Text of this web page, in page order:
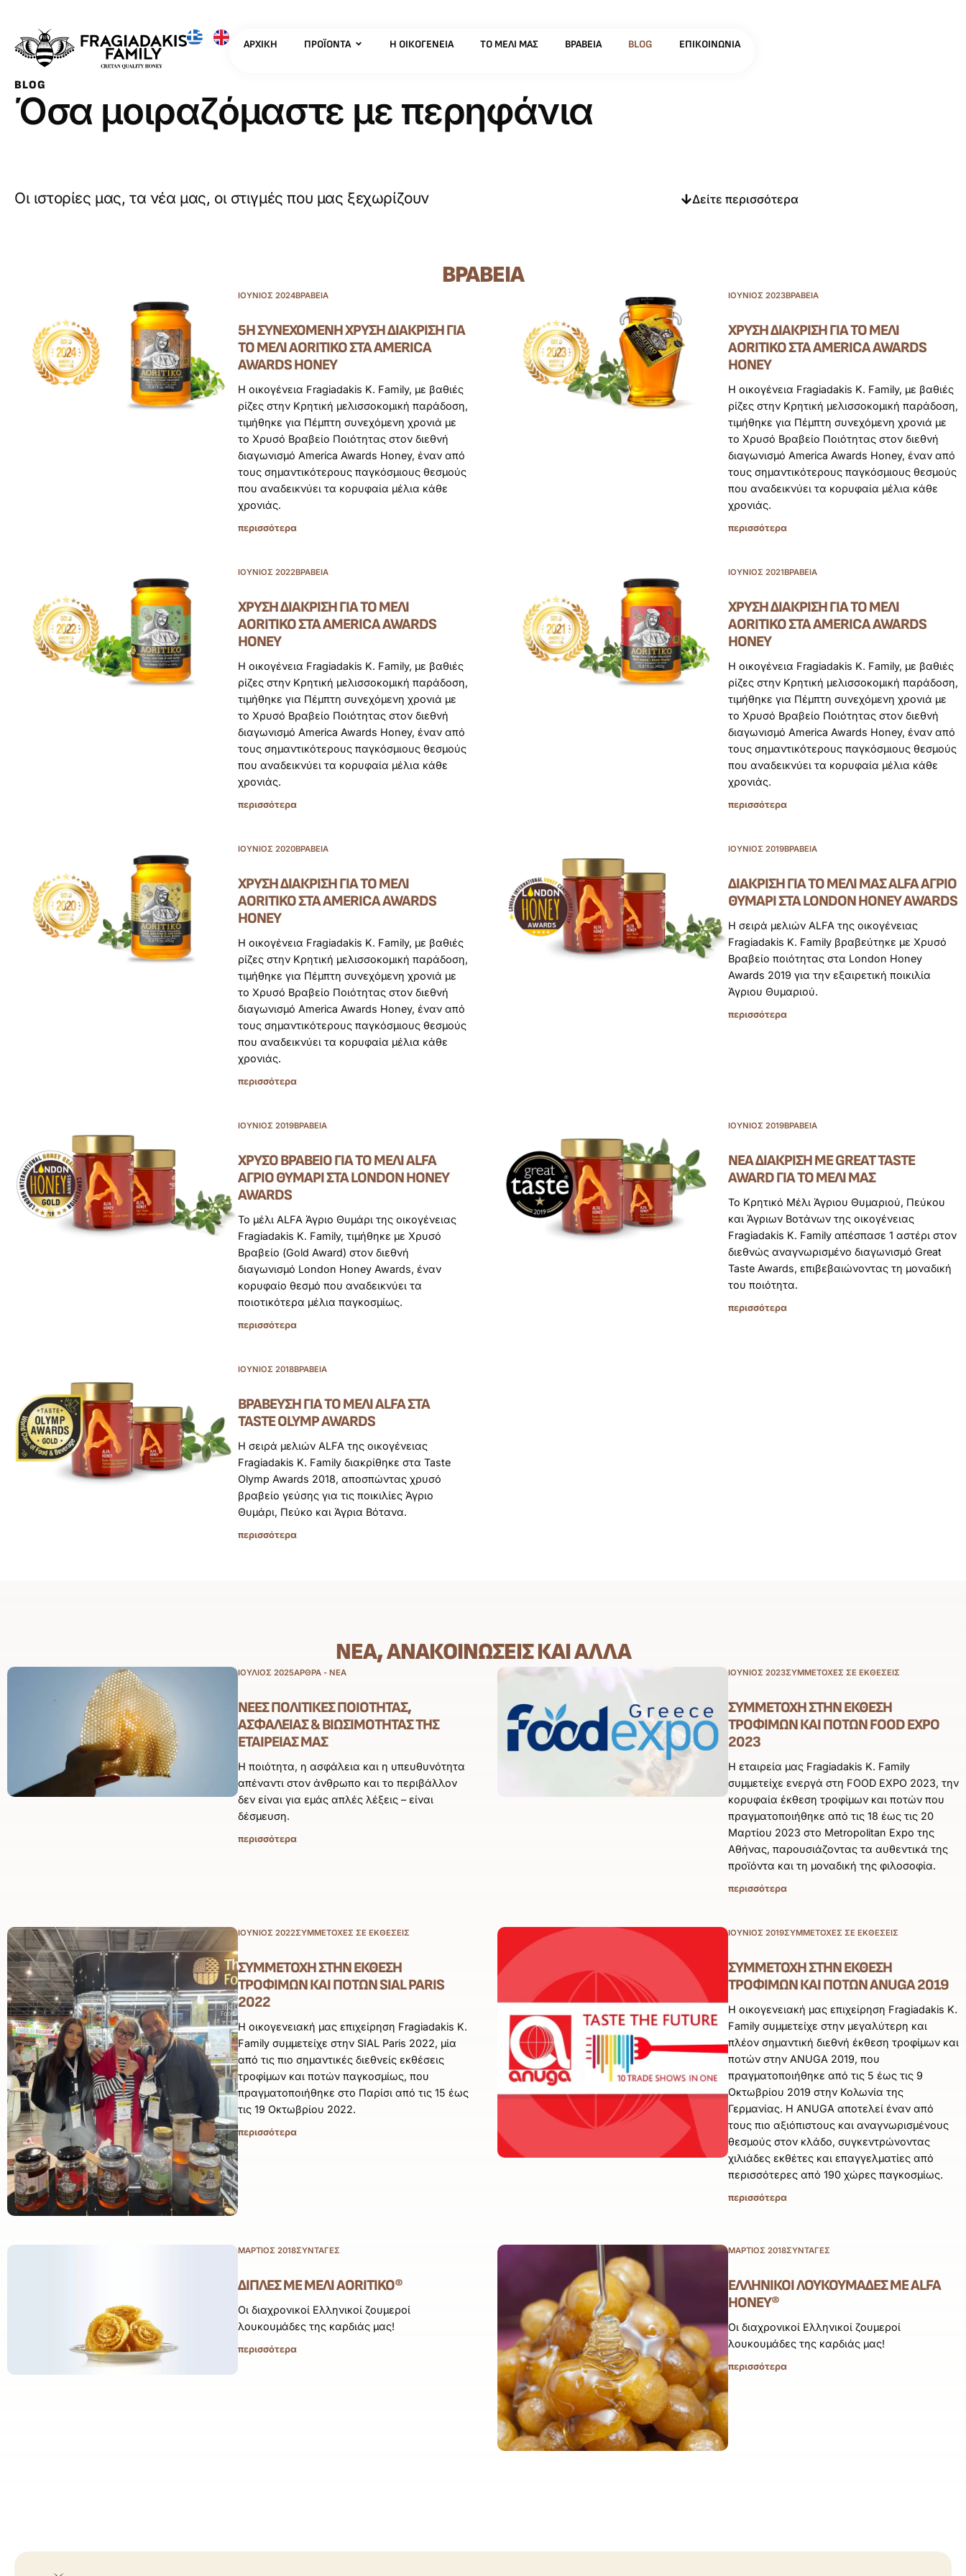
ΑΡΧΙΚΉ ΠΡΟΪΌΝΤΑ Η ΟΙΚΟΓΈΝΕΙΑ ΤΟ ΜΈΛΙ ΜΑΣ ΒΡΑΒΕΊΑ BLOG ΕΠΙΚΟΙΝΩΝΊΑ
BLOG
Όσα μοιραζόμαστε με περηφάνια
Οι ιστορίες μας, τα νέα μας, οι στιγμές που μας ξεχωρίζουν Δείτε περισσότερα
ΒΡΑΒΕΊΑ
ΙΟΎΝΙΟΣ 2024ΒΡΑΒΕΊΑ
5Η ΣΥΝΕΧΌΜΕΝΗ ΧΡΥΣΉ ΔΙΆΚΡΙΣΗ ΓΙΑ
ΤΟ ΜΈΛΙ AORITIKO ΣΤΑ AMERICA
AWARDS HONEY
Η οικογένεια Fragiadakis K. Family, με βαθιές
ρίζες στην Κρητική μελισσοκομική παράδοση,
τιμήθηκε για Πέμπτη συνεχόμενη χρονιά με
το Χρυσό Βραβείο Ποιότητας στον διεθνή
διαγωνισμό America Awards Honey, έναν από
τους σημαντικότερους παγκόσμιους θεσμούς
που αναδεικνύει τα κορυφαία μέλια κάθε
χρονιάς.
περισσότερα
ΙΟΎΝΙΟΣ 2023ΒΡΑΒΕΊΑ
ΧΡΥΣΉ ΔΙΆΚΡΙΣΗ ΓΙΑ ΤΟ ΜΈΛΙ
AORITIKO ΣΤΑ AMERICA AWARDS
HONEY
Η οικογένεια Fragiadakis K. Family, με βαθιές
ρίζες στην Κρητική μελισσοκομική παράδοση,
τιμήθηκε για Πέμπτη συνεχόμενη χρονιά με
το Χρυσό Βραβείο Ποιότητας στον διεθνή
διαγωνισμό America Awards Honey, έναν από
τους σημαντικότερους παγκόσμιους θεσμούς
που αναδεικνύει τα κορυφαία μέλια κάθε
χρονιάς.
περισσότερα
ΙΟΎΝΙΟΣ 2022ΒΡΑΒΕΊΑ
ΧΡΥΣΉ ΔΙΆΚΡΙΣΗ ΓΙΑ ΤΟ ΜΈΛΙ
AORITIKO ΣΤΑ AMERICA AWARDS
HONEY
Η οικογένεια Fragiadakis K. Family, με βαθιές
ρίζες στην Κρητική μελισσοκομική παράδοση,
τιμήθηκε για Πέμπτη συνεχόμενη χρονιά με
το Χρυσό Βραβείο Ποιότητας στον διεθνή
διαγωνισμό America Awards Honey, έναν από
τους σημαντικότερους παγκόσμιους θεσμούς
που αναδεικνύει τα κορυφαία μέλια κάθε
χρονιάς.
περισσότερα
ΙΟΎΝΙΟΣ 2021ΒΡΑΒΕΊΑ
ΧΡΥΣΉ ΔΙΆΚΡΙΣΗ ΓΙΑ ΤΟ ΜΈΛΙ
AORITIKO ΣΤΑ AMERICA AWARDS
HONEY
Η οικογένεια Fragiadakis K. Family, με βαθιές
ρίζες στην Κρητική μελισσοκομική παράδοση,
τιμήθηκε για Πέμπτη συνεχόμενη χρονιά με
το Χρυσό Βραβείο Ποιότητας στον διεθνή
διαγωνισμό America Awards Honey, έναν από
τους σημαντικότερους παγκόσμιους θεσμούς
που αναδεικνύει τα κορυφαία μέλια κάθε
χρονιάς.
περισσότερα
ΙΟΎΝΙΟΣ 2020ΒΡΑΒΕΊΑ
ΧΡΥΣΉ ΔΙΆΚΡΙΣΗ ΓΙΑ ΤΟ ΜΈΛΙ
AORITIKO ΣΤΑ AMERICA AWARDS
HONEY
Η οικογένεια Fragiadakis K. Family, με βαθιές
ρίζες στην Κρητική μελισσοκομική παράδοση,
τιμήθηκε για Πέμπτη συνεχόμενη χρονιά με
το Χρυσό Βραβείο Ποιότητας στον διεθνή
διαγωνισμό America Awards Honey, έναν από
τους σημαντικότερους παγκόσμιους θεσμούς
που αναδεικνύει τα κορυφαία μέλια κάθε
χρονιάς.
περισσότερα
ΙΟΎΝΙΟΣ 2019ΒΡΑΒΕΊΑ
ΔΙΆΚΡΙΣΗ ΓΙΑ ΤΟ ΜΈΛΙ ΜΑΣ ALFA ΆΓΡΙΟ
ΘΥΜΆΡΙ ΣΤΑ LONDON HONEY AWARDS
Η σειρά μελιών ALFA της οικογένειας
Fragiadakis K. Family βραβεύτηκε με Χρυσό
Βραβείο ποιότητας στα London Honey
Awards 2019 για την εξαιρετική ποικιλία
Άγριου Θυμαριού.
περισσότερα
ΙΟΎΝΙΟΣ 2019ΒΡΑΒΕΊΑ
ΧΡΥΣΌ ΒΡΑΒΕΊΟ ΓΙΑ ΤΟ ΜΈΛΙ ALFA
ΆΓΡΙΟ ΘΥΜΆΡΙ ΣΤΑ LONDON HONEY
AWARDS
Το μέλι ALFA Άγριο Θυμάρι της οικογένειας
Fragiadakis K. Family, τιμήθηκε με Χρυσό
Βραβείο (Gold Award) στον διεθνή
διαγωνισμό London Honey Awards, έναν
κορυφαίο θεσμό που αναδεικνύει τα
ποιοτικότερα μέλια παγκοσμίως.
περισσότερα
ΙΟΎΝΙΟΣ 2019ΒΡΑΒΕΊΑ
ΝΈΑ ΔΙΆΚΡΙΣΗ ΜΕ GREAT TASTE
AWARD ΓΙΑ ΤΟ ΜΈΛΙ ΜΑΣ
Το Κρητικό Μέλι Άγριου Θυμαριού, Πεύκου
και Άγριων Βοτάνων της οικογένειας
Fragiadakis K. Family απέσπασε 1 αστέρι στον
διεθνώς αναγνωρισμένο διαγωνισμό Great
Taste Awards, επιβεβαιώνοντας τη μοναδική
του ποιότητα.
περισσότερα
ΙΟΎΝΙΟΣ 2018ΒΡΑΒΕΊΑ
ΒΡΆΒΕΥΣΗ ΓΙΑ ΤΟ ΜΈΛΙ ALFA ΣΤΑ
TASTE OLYMP AWARDS
Η σειρά μελιών ALFA της οικογένειας
Fragiadakis K. Family διακρίθηκε στα Taste
Olymp Awards 2018, αποσπώντας χρυσό
βραβείο γεύσης για τις ποικιλίες Άγριο
Θυμάρι, Πεύκο και Άγρια Βότανα.
περισσότερα
ΝΈΑ, ΑΝΑΚΟΙΝΏΣΕΙΣ ΚΑΙ ΆΛΛΑ
ΙΟΎΛΙΟΣ 2025ΑΡΘΡΑ - ΝΈΑ
ΝΈΕΣ ΠΟΛΙΤΙΚΈΣ ΠΟΙΌΤΗΤΑΣ,
ΑΣΦΆΛΕΙΑΣ & ΒΙΩΣΙΜΌΤΗΤΑΣ ΤΗΣ
ΕΤΑΙΡΕΊΑΣ ΜΑΣ
Η ποιότητα, η ασφάλεια και η υπευθυνότητα
απέναντι στον άνθρωπο και το περιβάλλον
δεν είναι για εμάς απλές λέξεις – είναι
δέσμευση.
περισσότερα
ΙΟΎΝΙΟΣ 2023ΣΥΜΜΕΤΟΧΈΣ ΣΕ ΕΚΘΈΣΕΙΣ
ΣΥΜΜΕΤΟΧΉ ΣΤΗΝ ΈΚΘΕΣΗ
ΤΡΟΦΊΜΩΝ ΚΑΙ ΠΟΤΏΝ FOOD EXPO
2023
Η εταιρεία μας Fragiadakis K. Family
συμμετείχε ενεργά στη FOOD EXPO 2023, την
κορυφαία έκθεση τροφίμων και ποτών που
πραγματοποιήθηκε από τις 18 έως τις 20
Μαρτίου 2023 στο Metropolitan Expo της
Αθήνας, παρουσιάζοντας τα αυθεντικά της
προϊόντα και τη μοναδική της φιλοσοφία.
περισσότερα
ΙΟΎΝΙΟΣ 2022ΣΥΜΜΕΤΟΧΈΣ ΣΕ ΕΚΘΈΣΕΙΣ
ΣΥΜΜΕΤΟΧΉ ΣΤΗΝ ΈΚΘΕΣΗ
ΤΡΟΦΊΜΩΝ ΚΑΙ ΠΟΤΏΝ SIAL PARIS
2022
Η οικογενειακή μας επιχείρηση Fragiadakis K.
Family συμμετείχε στην SIAL Paris 2022, μία
από τις πιο σημαντικές διεθνείς εκθέσεις
τροφίμων και ποτών παγκοσμίως, που
πραγματοποιήθηκε στο Παρίσι από τις 15 έως
τις 19 Οκτωβρίου 2022.
περισσότερα
ΙΟΎΝΙΟΣ 2019ΣΥΜΜΕΤΟΧΈΣ ΣΕ ΕΚΘΈΣΕΙΣ
ΣΥΜΜΕΤΟΧΉ ΣΤΗΝ ΈΚΘΕΣΗ
ΤΡΟΦΊΜΩΝ ΚΑΙ ΠΟΤΏΝ ANUGA 2019
Η οικογενειακή μας επιχείρηση Fragiadakis K.
Family συμμετείχε στην μεγαλύτερη και
πλέον σημαντική διεθνή έκθεση τροφίμων και
ποτών στην ANUGA 2019, που
πραγματοποιήθηκε από τις 5 έως τις 9
Οκτωβρίου 2019 στην Κολωνία της
Γερμανίας. Η ANUGA αποτελεί έναν από
τους πιο αξιόπιστους και αναγνωρισμένους
θεσμούς στον κλάδο, συγκεντρώνοντας
χιλιάδες εκθέτες και επαγγελματίες από
περισσότερες από 190 χώρες παγκοσμίως.
περισσότερα
ΜΆΡΤΙΟΣ 2018ΣΥΝΤΑΓΈΣ
ΔΊΠΛΕΣ ΜΕ ΜΈΛΙ AORITIKO®
Οι διαχρονικοί Ελληνικοί ζουμεροί
λουκουμάδες της καρδιάς μας!
περισσότερα
ΜΆΡΤΙΟΣ 2018ΣΥΝΤΑΓΈΣ
ΕΛΛΗΝΙΚΟΊ ΛΟΥΚΟΥΜΆΔΕΣ ΜΕ ALFA
HONEY®
Οι διαχρονικοί Ελληνικοί ζουμεροί
λουκουμάδες της καρδιάς μας!
περισσότερα